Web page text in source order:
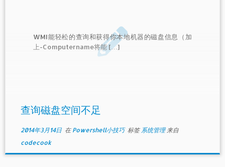
WMI能轻松的查询和获得你本地机器的磁盘信息（加
上-Computername将能 […]
查询磁盘空间不足
2014年3月14日在 Powershell小技巧 标签系统管理 来自
codecook